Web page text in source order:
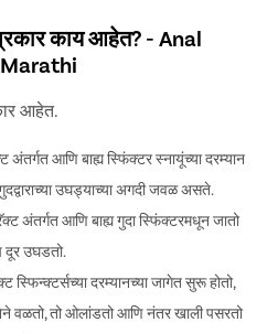
काय आहेत? - Anal
आहेत.
अंतर्गत आणि बाह्य स्फिंक्टर स्नायूंच्या दरम्यान
उघड्याच्या अगदी जवळ असते.
अंतर्गत आणि बाह्य गुदा स्फिंक्टरमधून जातो
दूर उघडतो.
स्फिन्क्टर्सच्या दरम्यानच्या जागेत सुरू होतो,
वळतो, तो ओलांडतो आणि नंतर खाली पसरतो
दरम्यान वेदना
सुमारे चिडचिड
or
080-6541-7707